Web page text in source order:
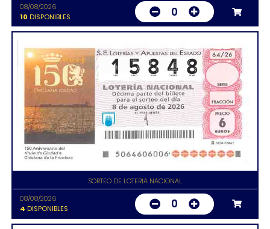
08/08/2026
10 DISPONIBLES 0
SORTEO DE LOTERIA NACIONAL
08/08/2026
4 DISPONIBLES 0